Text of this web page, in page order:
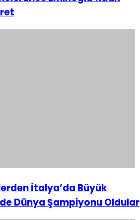
İtalya’da Büyük
Dünya Şampiyonu Oldular